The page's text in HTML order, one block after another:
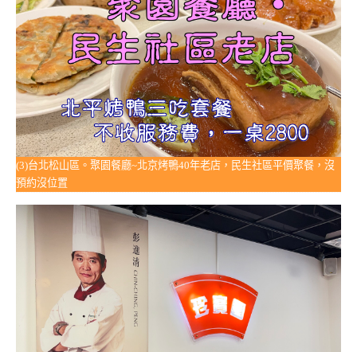
(3)台北松山區。聚園餐廳~北京烤鴨40年老店，民生社區平價聚餐，沒
預約沒位置